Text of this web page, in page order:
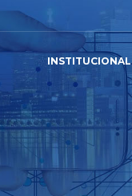
INSTITUCIONAL